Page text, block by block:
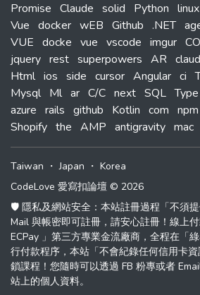
Promise Claude solid Python linux
Vue docker wEB Github .NET
VUE docke vue vscode imgur
jquery rest superpowers AR
Html ios side cursor Angular ci
Mysql Ml ar C/C next SQL Type
azure rails github Kotlin com npm
Shopify the AMP antigravity mac
Taiwan ・Japan ・ Korea
CodeLove 愛寫扣論壇 © 2026
🛡️ 隱私及網站安全：本站註冊過程「不須
Mail 與帳密即可註冊，請安心註冊！線上
ECPay 」第三方專業金流廠商，全程在「
行付款程序，本站「不會紀錄任何信用卡
鎖課程！您隨時可以透過 FB 粉專或者
站上的個人資料。